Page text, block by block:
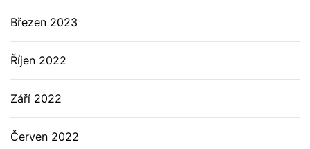
Březen 2023
Říjen 2022
Září 2022
Červen 2022